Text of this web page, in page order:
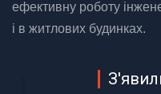
ефективну роботу
і в житлових будинках.